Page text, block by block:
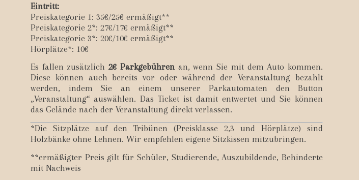
Eintritt:
Preiskategorie 1: 35€/25€ ermäßigt**
Preiskategorie 2*: 27€/17€ ermäßigt**
Preiskategorie 3*: 20€/10€ ermäßigt**
Hörplätze*: 10€
Es fallen zusätzlich2€ Parkgebührenan, wenn Sie mit dem Auto kommen.
Diese können auch bereits vor oder während der Veranstaltung bezahlt
werden, indem Sie an einem unserer Parkautomaten den Button
„Veranstaltung“ auswählen. Das Ticket ist damit entwertet und Sie können
das Gelände nach der Veranstaltung direkt verlassen.
*Die Sitzplätze auf den Tribünen (Preisklasse 2,3 und Hörplätze) sind
Holzbänke ohne Lehnen. Wir empfehlen eigene Sitzkissen mitzubringen.
**ermäßigter Preis gilt für Schüler, Studierende, Auszubildende, Behinderte
mit Nachweis